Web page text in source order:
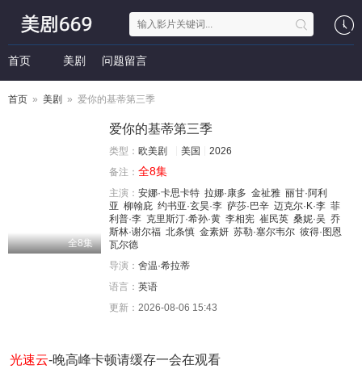
首页 美剧 问题留言
首页 » 美剧 » 爱你的基蒂第三季
全8集
爱你的基蒂第三季
类型： 欧美剧 美国
2026
备注： 全8集
主演： 安娜·卡思卡特 拉娜·康多 金祉雅 丽甘·阿利
亚 柳翰庇 约书亚·玄昊·李 萨莎·巴辛 迈克尔·K·李 菲
利普·李 克里斯汀·希孙·黄 李相宪 崔民英 桑妮·吴 乔
斯林·谢尔福 北条慎 金素妍 苏勒·塞尔韦尔 彼得·图恩
瓦尔德
导演： 舍温·希拉蒂
语言： 英语
更新： 2026-08-06 15:43
光速云-晚高峰卡顿请缓存一会在观看